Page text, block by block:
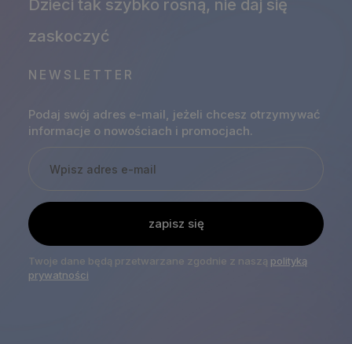
NEWSLETTER
Podaj swój adres e-mail, jeżeli chcesz otrzymywać
informacje o nowościach i promocjach.
zapisz się
Twoje dane będą przetwarzane zgodnie z naszą polityką
prywatności